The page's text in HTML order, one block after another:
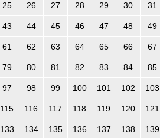
25 26 27 28 29 30 31
43 44 45 46 47 48 49
61 62 63 64 65 66 67
79 80 81 82 83 84 85
97 98 99 100 101 102 103
115 116 117 118 119 120 121
133 134 135 136 137 138 139